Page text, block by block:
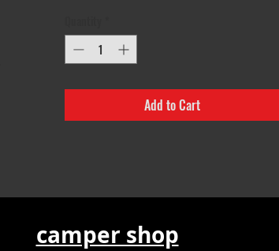
Add to Cart
camper shop